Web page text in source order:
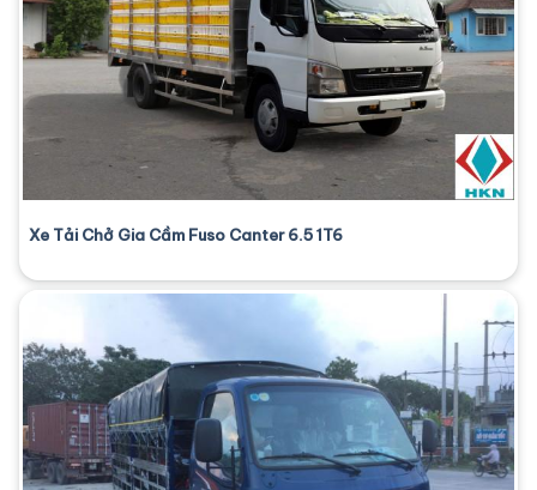
Xe Tải Chở Gia Cầm Fuso Canter 6.5 1T6